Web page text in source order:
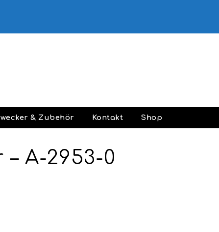
& Zubehör Kontakt Shop
A-2953-0